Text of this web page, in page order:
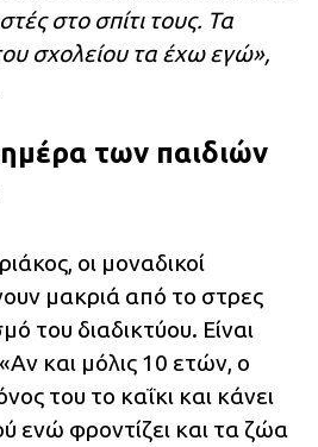
στο σπίτι τους. Τα
σχολείου τα έχω εγώ»,
των παιδιών
οι μοναδικοί
μακριά από το στρες
του διαδικτύου. Είναι
και μόλις 10 ετών, ο
του το καΐκι και κάνει
ενώ φροντίζει και τα ζώα